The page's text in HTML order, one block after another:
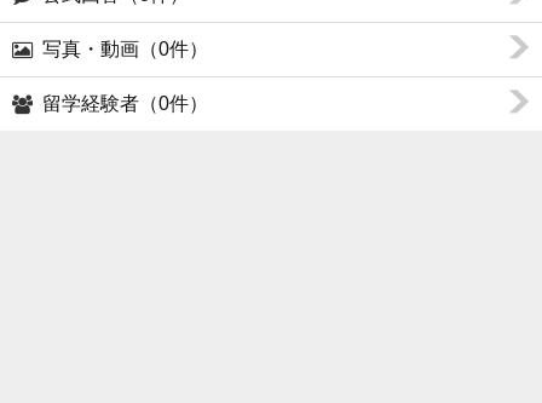
写真・動画（0件）
留学経験者（0件）